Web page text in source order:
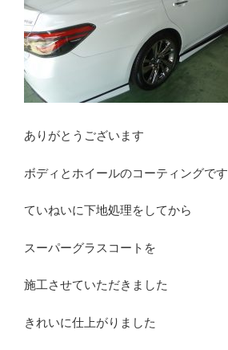
ありがとうございます
ボディとホイールのコーティングです
ていねいに下地処理をしてから
スーパーグラスコートを
施工させていただきました
きれいに仕上がりました